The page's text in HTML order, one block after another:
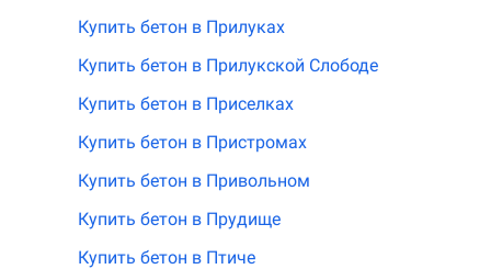
Купить бетон в Прилуках
Купить бетон в Прилукской Слободе
Купить бетон в Приселках
Купить бетон в Пристромах
Купить бетон в Привольном
Купить бетон в Прудище
Купить бетон в Птиче